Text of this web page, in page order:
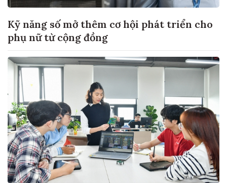
Kỹ năng số mở thêm cơ hội phát triển cho
phụ nữ từ cộng đồng